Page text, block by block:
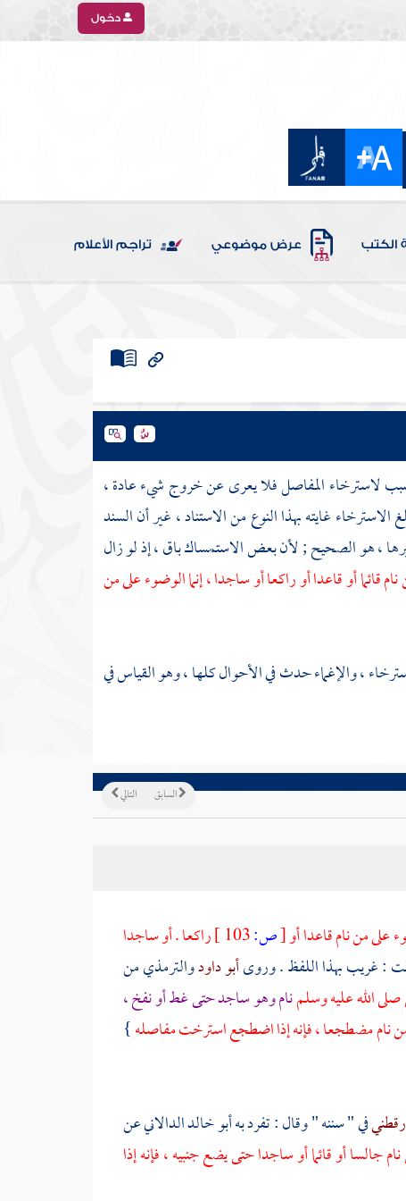
دخول
الكتب عرض موضوعي تراجم الأعلام
لاسترخاء المفاصل فلا يعرى عن خروج شيء عادة ،
غايته بهذا النوع من الاستناد ، غير أن السند
، هو الصحيح ; لأن بعض الاستمساك باق ، إذ لو زال
قائما أو قاعدا أو راكعا أو ساجدا ، إنما الوضوء على من
، والإغماء حدث في الأحوال كلها ، وهو القياس في
التالي السابق
على من نام قاعدا أو[ص:
راكعا . أو ساجدا
: غريب بهذا اللفظ . وروىأبو داودوالترمذيمن
صلى الله عليه وسلمنام وهو ساجد حتى غط أو نفخ ،
نام مضطجعا ، فإنه إذا اضطجع استرخت مفاصله}
في " سننه " وقال : تفرد بهأبو خالد الدالانيعن
جالسا أو قائما أو ساجدا حتى يضع جنبيه ، فإنه إذا